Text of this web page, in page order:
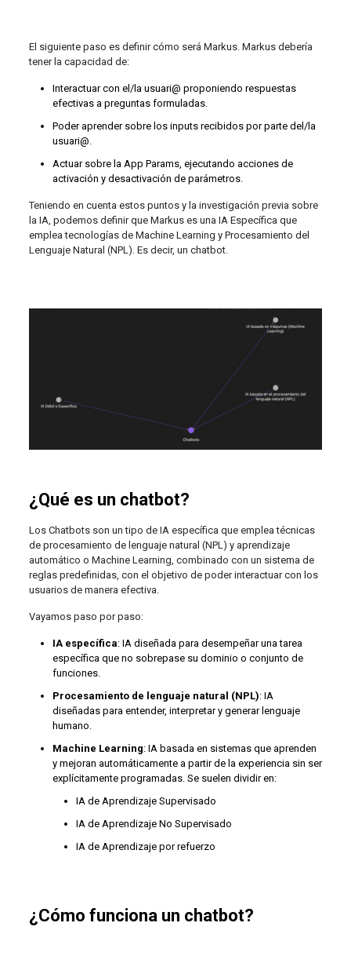
El siguiente paso es definir cómo será Markus. Markus debería
tener la capacidad de:
Interactuar con el/la usuari@ proponiendo respuestas
efectivas a preguntas formuladas.
Poder aprender sobre los inputs recibidos por parte del/la
usuari@.
Actuar sobre la App Params, ejecutando acciones de
activación y desactivación de parámetros.
Teniendo en cuenta estos puntos y la investigación previa sobre
la IA, podemos definir que Markus es una IA Específica que
emplea tecnologías de Machine Learning y Procesamiento del
Lenguaje Natural (NPL). Es decir, un chatbot.
¿Qué es un chatbot?
Los Chatbots son un tipo de IA específica que emplea técnicas
de procesamiento de lenguaje natural (NPL) y aprendizaje
automático o Machine Learning, combinado con un sistema de
reglas predefinidas, con el objetivo de poder interactuar con los
usuarios de manera efectiva.
Vayamos paso por paso:
IA específica: IA diseñada para desempeñar una tarea
específica que no sobrepase su dominio o conjunto de
funciones.
Procesamiento de lenguaje natural (NPL): IA
diseñadas para entender, interpretar y generar lenguaje
humano.
Machine Learning: IA basada en sistemas que aprenden
y mejoran automáticamente a partir de la experiencia sin ser
explícitamente programadas. Se suelen dividir en:
IA de Aprendizaje Supervisado
IA de Aprendizaje No Supervisado
IA de Aprendizaje por refuerzo
¿Cómo funciona un chatbot?